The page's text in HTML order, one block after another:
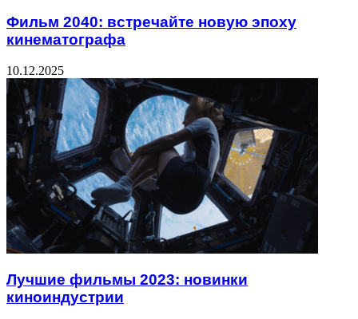
Фильм 2040: встречайте новую эпоху
кинематографа
10.12.2025
Лучшие фильмы 2023: новинки
киноиндустрии